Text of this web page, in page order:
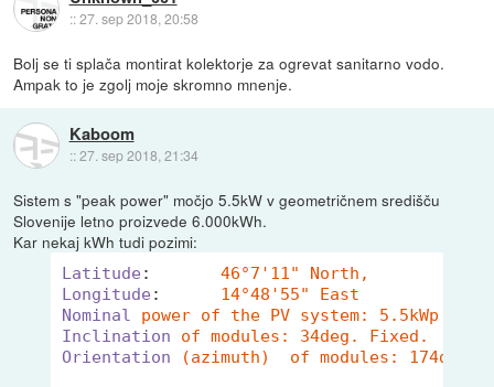
::27. sep 2018, 20:58
Bolj se ti splača montirat kolektorje za ogrevat sanitarno vodo.
Ampak to je zgolj moje skromno mnenje.
Kaboom
::27. sep 2018, 21:34
Sistem s "peak power" močjo 5.5kW v geometričnem središču
Slovenije letno proizvede 6.000kWh.
Kar nekaj kWh tudi pozimi:
Latitude : 46°7'11" North,
Longitude
14°48'55" East
Nominal
power of the PV system: 5.5kWp
Inclination
of modules: 34deg. Fixed.
Orientation
(azimuth)  of modules: 174deg.